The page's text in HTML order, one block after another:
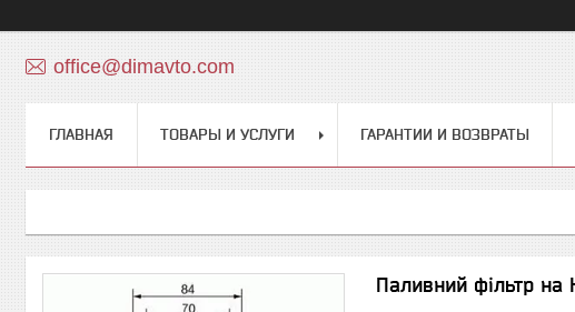
office@dimavto.com
ГЛАВНАЯ ТОВАРЫ И УСЛУГИ ГАРАНТИИ И ВОЗВРАТЫ
Паливний фільтр на